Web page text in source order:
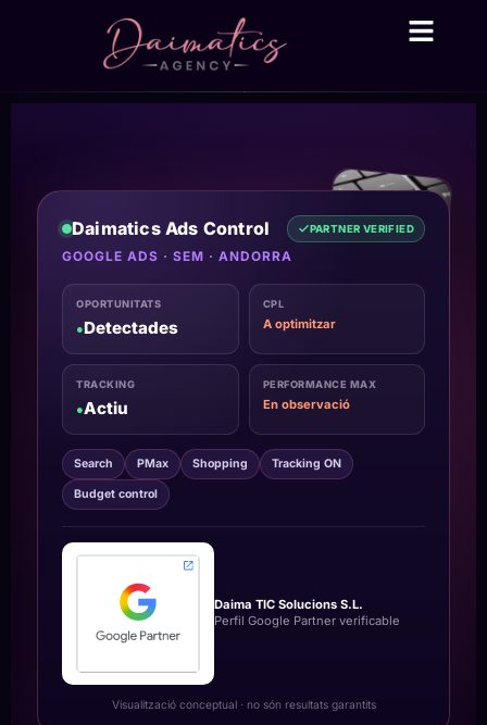
Daimatics Ads Control PARTNER VERIFIED
GOOGLE ADS · SEM · ANDORRA
OPORTUNITATS
●Detectades
CPL
A optimitzar
TRACKING
●Actiu
PERFORMANCE MAX
En observació
Search PMax Shopping Tracking ON
Budget control
Daima TIC Solucions S.L.
Perfil Google Partner verificable
Visualització conceptual · no són resultats garantits
Daima Business AI
● En línia